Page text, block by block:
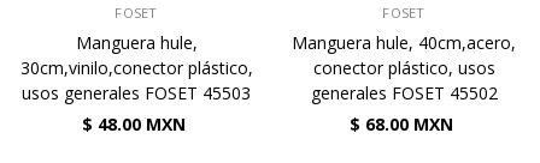
FOSET
Manguera hule,
30cm,vinilo,conector plástico,
usos generales FOSET 45503
$ 48.00 MXN
FOSET
Manguera hule, 40cm,acero,
conector plástico, usos
generales FOSET 45502
$ 68.00 MXN